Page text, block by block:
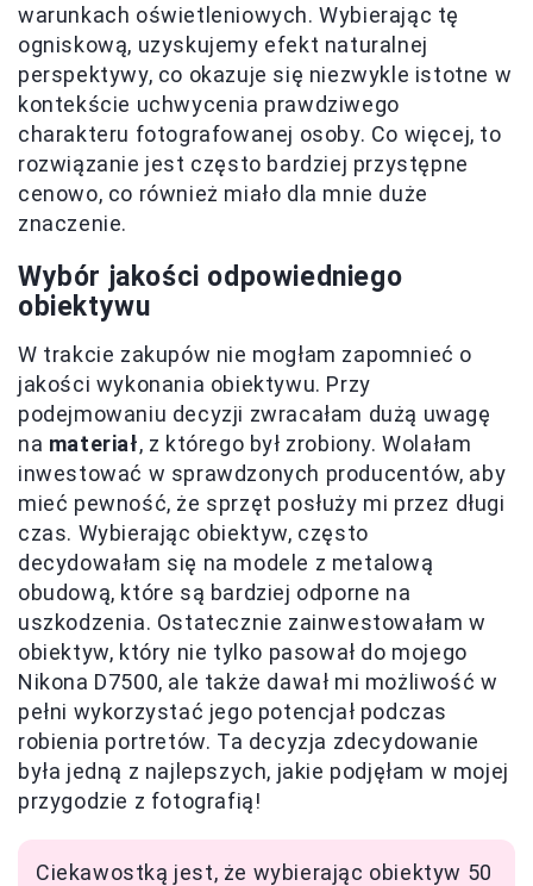
warunkach oświetleniowych. Wybierając tę
ogniskową, uzyskujemy efekt naturalnej
perspektywy, co okazuje się niezwykle istotne w
kontekście uchwycenia prawdziwego
charakteru fotografowanej osoby. Co więcej, to
rozwiązanie jest często bardziej przystępne
cenowo, co również miało dla mnie duże
znaczenie.
Wybór jakości odpowiedniego
obiektywu
W trakcie zakupów nie mogłam zapomnieć o
jakości wykonania obiektywu. Przy
podejmowaniu decyzji zwracałam dużą uwagę
na materiał, z którego był zrobiony. Wolałam
inwestować w sprawdzonych producentów, aby
mieć pewność, że sprzęt posłuży mi przez długi
czas. Wybierając obiektyw, często
decydowałam się na modele z metalową
obudową, które są bardziej odporne na
uszkodzenia. Ostatecznie zainwestowałam w
obiektyw, który nie tylko pasował do mojego
Nikona D7500, ale także dawał mi możliwość w
pełni wykorzystać jego potencjał podczas
robienia portretów. Ta decyzja zdecydowanie
była jedną z najlepszych, jakie podjęłam w mojej
przygodzie z fotografią!
Ciekawostką jest, że wybierając obiektyw 50